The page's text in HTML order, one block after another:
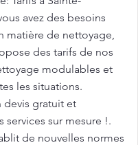
avez des besoins
matière de nettoyage,
des tarifs de nos
modulables et
les situations.
devis gratuit et
services sur mesure !.
de nouvelles normes